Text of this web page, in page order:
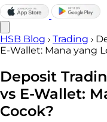
HSB Blog Trading
E-Wallet: Mana yang
Deposit
vs E-Wallet:
Cocok?